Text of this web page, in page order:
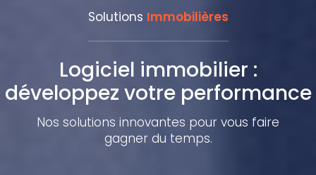
Solutions Immobilières
Logiciel immobilier :
développez votre performance
Nos solutions innovantes pour vous faire
gagner du temps.